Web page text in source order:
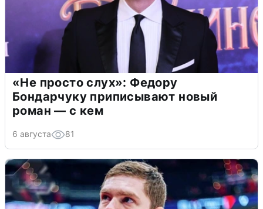
«Не просто слух»: Федору
Бондарчуку приписывают новый
роман — с кем
6 августа 81